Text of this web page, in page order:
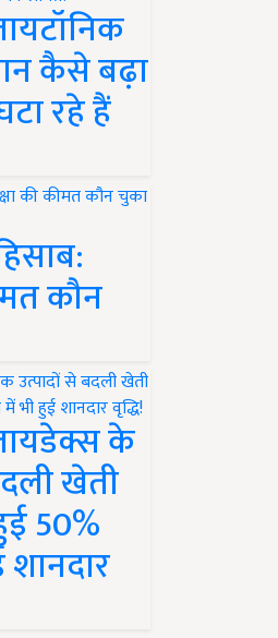
कैसे बढ़ा
रहे हैं
कौन
के
खेती
50%